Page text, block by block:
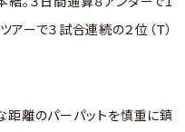
アーで３試合連続の２位（Ｔ）
距離のパーパットを慎重に鎮